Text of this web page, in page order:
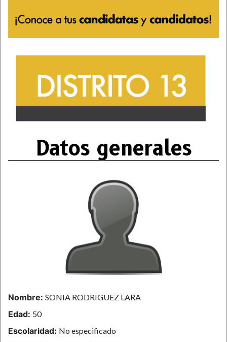
Datos generales
Nombre: SONIA RODRIGUEZ LARA
Edad: 50
Escolaridad: No especificado